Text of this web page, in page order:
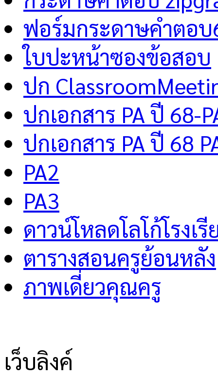
ฟอร์มกระดาษคำตอบ
ใบปะหน้าซองข้อสอบ
ปก
ปกเอกสาร PA ปี 68-
ปกเอกสาร PA ปี 68
PA2
PA3
ดาวน์โหลดโลโก้โรงเ
ตารางสอนครูย้อนหลัง
ภาพเดี่ยวคุณครู
เว็บลิงค์